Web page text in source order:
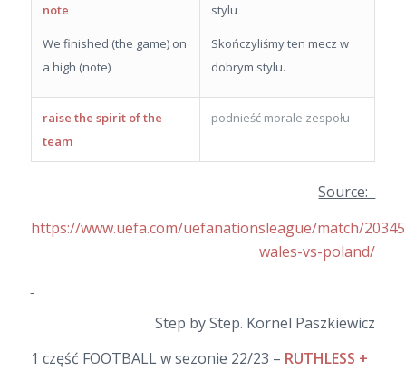
note
We finished (the game) on
a high (note)
stylu
Skończyliśmy ten mecz w
dobrym stylu.
raise the spirit of the
team
podnieść morale zespołu
Source:
https://www.uefa.com/uefanationsleague/match/
wales-vs-poland/
Step by Step. Kornel Paszkiewicz
1 część FOOTBALL w sezonie 22/23 – RUTHLESS +